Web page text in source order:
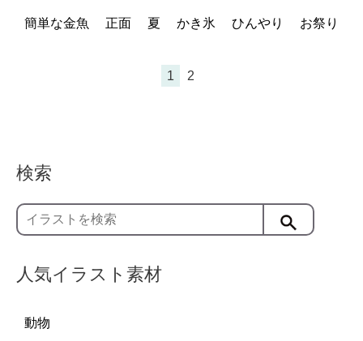
簡単な金魚 正面 夏 かき氷 ひんやり お祭り
1 2
検索
人気イラスト素材
動物